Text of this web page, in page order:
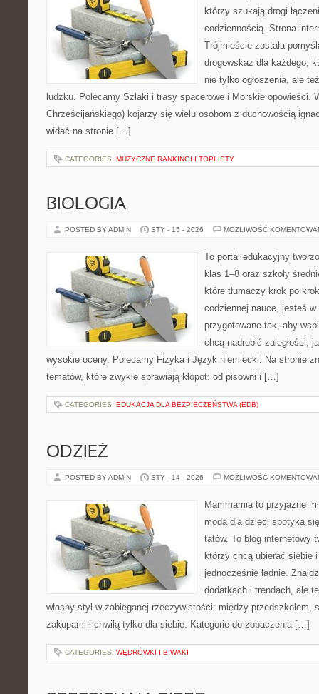
którzy szukają drogi
codziennością. Strona
Trójmieście została
drogowskaz dla każdego,
nie tylko ogłoszenia, ale
ludzku. Polecamy Szlaki i trasy spacerowe i Morskie opowieści.
Chrześcijańskiego) kojarzy się wielu osobom z duchowością
widać na stronie […]
CATEGORIES: MUZYCZNE RANKINGI I TOPLISTY
BIOLOGIA
POSTED BY ADMIN STY - 15 - 2026 MOŻLIWOŚĆ
To portal edukacyjny
klas 1–8 oraz szkoły
które tłumaczy krok po
codziennej nauce, jesteś
przygotowane tak, aby
chcą nadrobić zaległości,
wysokie oceny. Polecamy Fizyka i Język niemiecki. Na stronie
tematów, które zwykle sprawiają kłopot: od pisowni i […]
CATEGORIES: EDUKACJA DLA BEZPIECZEŃSTWA (EDB)
ODZIEŻ
POSTED BY ADMIN STY - 14 - 2026 MOŻLIWOŚĆ
Mammamia to przyjazne
moda dla dzieci spotyka
tatów. To blog internetowy
którzy chcą ubierać siebie
jednocześnie ładnie.
dodatkach i trendach, ale
własny styl w zabieganej rzeczywistości: między przedszkolem,
zakupami i chwilą tylko dla siebie. Kategorie do zobaczenia […]
CATEGORIES: WĘDRÓWKI I BIWAKI